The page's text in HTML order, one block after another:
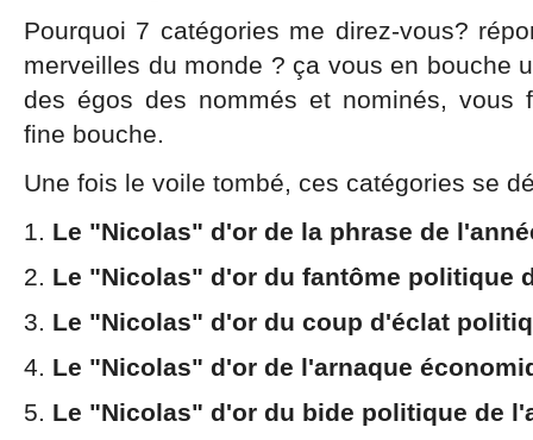
Pourquoi 7 catégories me direz-vous?
merveilles du monde ? ça vous en bouche
des égos des nommés et nominés, vous
fine bouche.
Une fois le voile tombé, ces catégories se
Le "Nicolas" d'or de la phrase de
Le "Nicolas" d'or du fantôme politique
Le "Nicolas" d'or du coup d'éclat
Le "Nicolas" d'or de l'arnaque
Le "Nicolas" d'or du bide politique de